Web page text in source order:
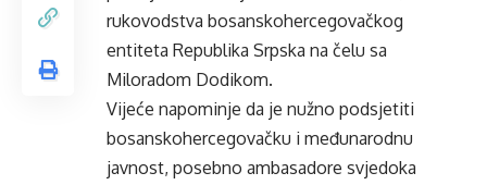
rukovodstva bosanskohercegovačkog
entiteta Republika Srpska na čelu sa
Miloradom Dodikom.
Vijeće napominje da je nužno podsjetiti
bosanskohercegovačku i međunarodnu
javnost, posebno ambasadore svjedoka